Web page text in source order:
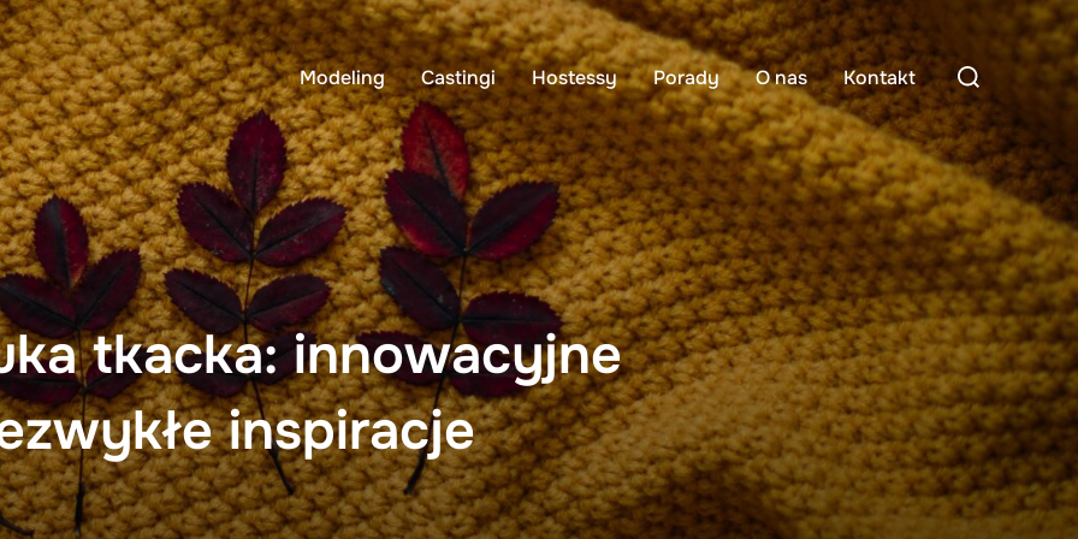
Modeling Castingi Hostessy Porady O nas Kontakt
Search
for:
tkacka: innowacyjne
inspiracje